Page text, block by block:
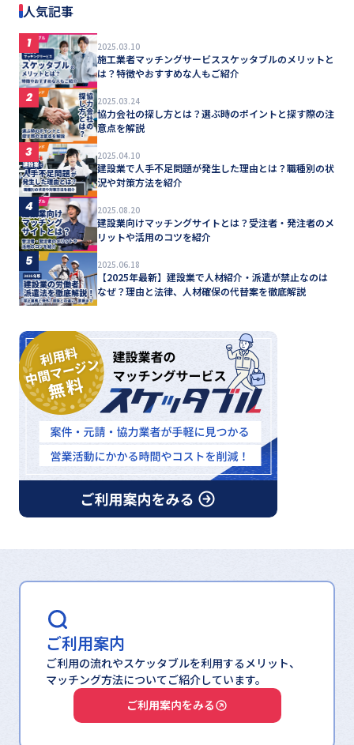
人気記事
1 2025.03.10
施工業者マッチングサービススケッタブルのメリットと
は？特徴やおすすめな人もご紹介
2 2025.03.24
協力会社の探し方とは？選ぶ時のポイントと探す際の注
意点を解説
3 2025.04.10
建設業で人手不足問題が発生した理由とは？職種別の状
況や対策方法を紹介
4 2025.08.20
建設業向けマッチングサイトとは？受注者・発注者のメ
リットや活用のコツを紹介
5 2025.06.18
【2025年最新】建設業で人材紹介・派遣が禁止なのは
なぜ？理由と法律、人材確保の代替案を徹底解説
ご利用案内
ご利用の流れやスケッタブルを利用するメリット、
マッチング方法についてご紹介しています。
ご利用案内をみる